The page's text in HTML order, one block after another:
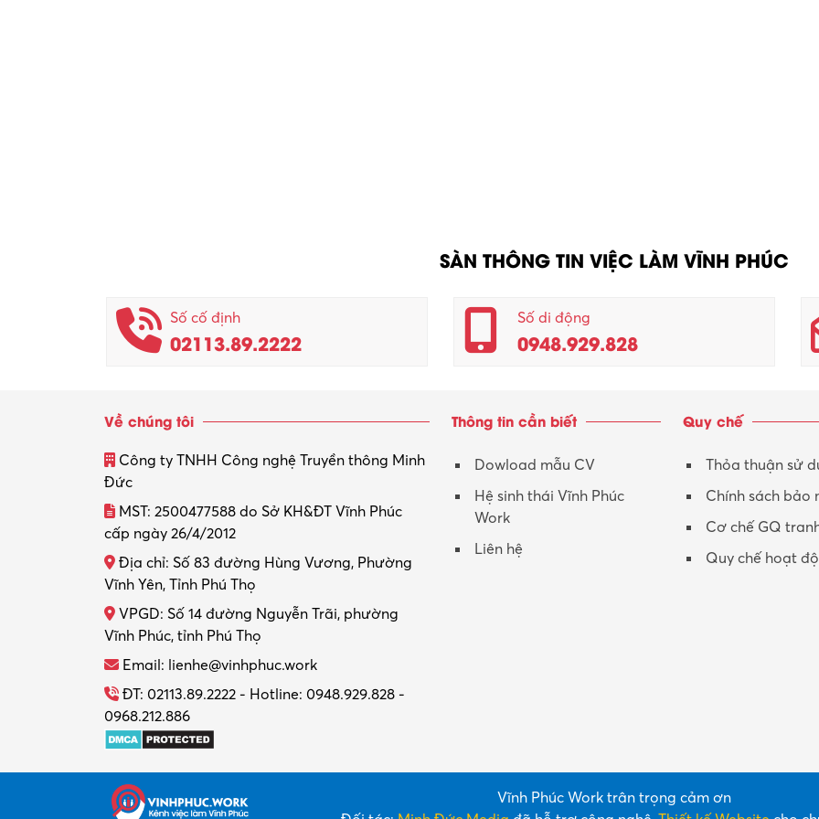
SÀN THÔNG TIN VIỆC LÀM VĨNH PHÚC
Số cố định
02113.89.2222
Số di động
0948.929.828
Về chúng tôi
Công ty TNHH Công nghệ Truyền thông Minh
Đức
MST: 2500477588 do Sở KH&ĐT Vĩnh Phúc
cấp ngày 26/4/2012
Địa chỉ: Số 83 đường Hùng Vương, Phường
Vĩnh Yên, Tỉnh Phú Thọ
VPGD: Số 14 đường Nguyễn Trãi, phường
Vĩnh Phúc, tỉnh Phú Thọ
Email: lienhe@vinhphuc.work
ĐT: 02113.89.2222 - Hotline: 0948.929.828 -
0968.212.886
Thông tin cần biết
Dowload mẫu CV
Hệ sinh thái Vĩnh Phúc
Work
Liên hệ
Quy chế
Thỏa thuận sử
Chính sách bảo
Cơ chế GQ
Quy chế hoạt
Vĩnh Phúc Work trân trọng cảm ơn